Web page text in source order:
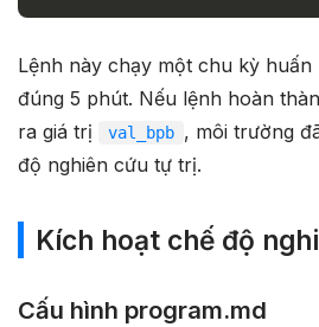
Lệnh này chạy một chu kỳ
đúng 5 phút. Nếu lệnh hoàn
ra giá trị
val_bpb , môi trường
độ nghiên cứu tự trị.
Kích hoạt chế độ
Cấu hình program.md